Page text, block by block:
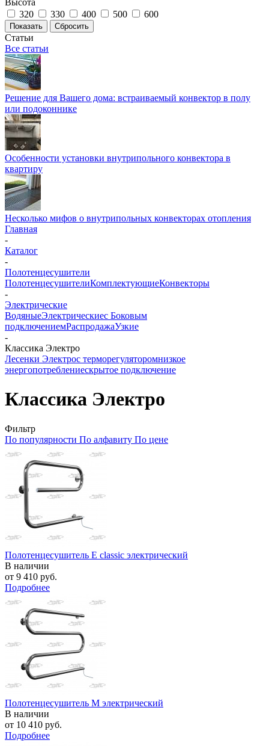
Высота
320
330 400 500 600
Сбросить
Статьи
Все статьи
Решение для Вашего дома: встраиваемый конвектор в полу
или подоконнике
Особенности установки внутрипольного конвектора в
квартиру
Несколько мифов о внутрипольных конвекторах отопления
Главная
-
Каталог
-
Полотенцесушители
ПолотенцесушителиКомплектующиеКонвекторы
-
Электрические
ВодяныеЭлектрическиес Боковым
подключениемРаспродажаУзкие
-
Классика Электро
Лесенки Электрос терморегуляторомнизкое
энергопотреблениескрытое подключение
Классика Электро
Фильтр
По популярности По алфавиту По цене
Полотенцесушитель E classic электрический
В наличии
от 9 410 руб.
Подробнее
Полотенцесушитель M электрический
В наличии
от 10 410 руб.
Подробнее